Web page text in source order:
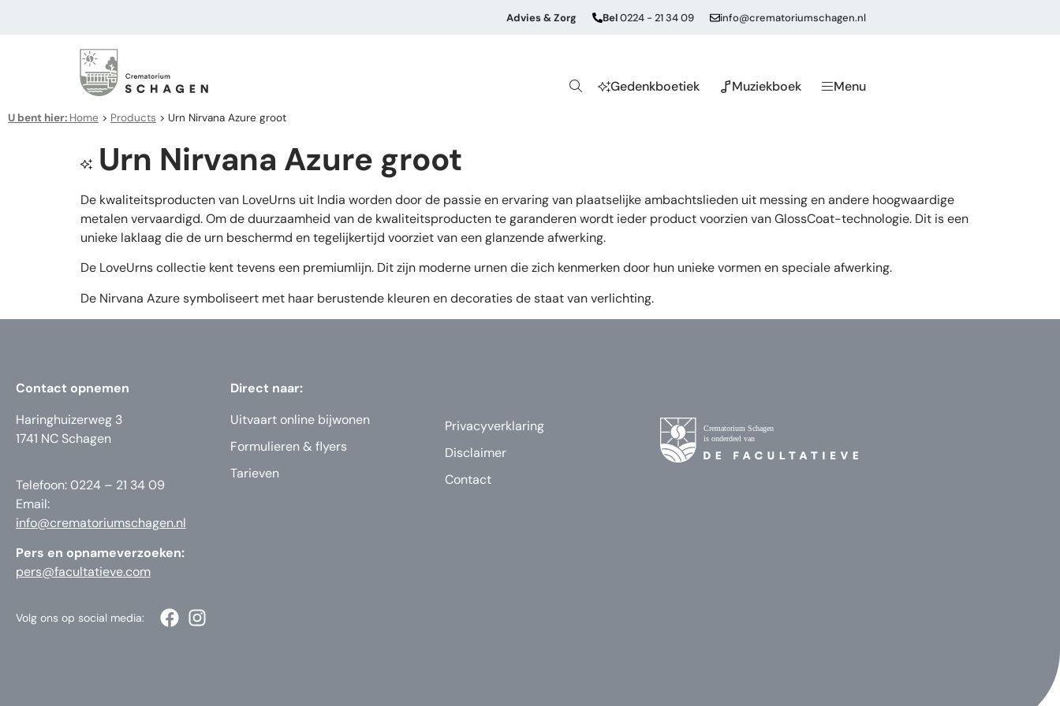
Advies & Zorg Bel0224 - 21 34 09 info@crematoriumschagen.nl
Gedenkboetiek Muziekboek Menu
U bent hier: Home > Products > Urn Nirvana Azure groot
Urn Nirvana Azure groot
De kwaliteitsproducten van LoveUrns uit India worden door de passie en ervaring van plaatselijke ambachtslieden uit messing en andere hoogwaardige
metalen vervaardigd. Om de duurzaamheid van de kwaliteitsproducten te garanderen wordt ieder product voorzien van GlossCoat-technologie. Dit is een
unieke laklaag die de urn beschermd en tegelijkertijd voorziet van een glanzende afwerking.
De LoveUrns collectie kent tevens een premiumlijn. Dit zijn moderne urnen die zich kenmerken door hun unieke vormen en speciale afwerking.
De Nirvana Azure symboliseert met haar berustende kleuren en decoraties de staat van verlichting.
Contact opnemen
Haringhuizerweg 3
1741 NC Schagen
Telefoon: 0224 – 21 34 09
Email:
info@crematoriumschagen.nl
Pers en opnameverzoeken:
pers@facultatieve.com
Direct naar:
Uitvaart online bijwonen
Formulieren & flyers
Tarieven
Privacyverklaring
Disclaimer
Contact
Volg ons op social media: